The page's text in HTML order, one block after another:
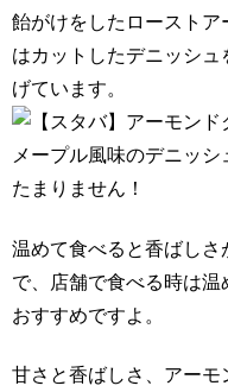
飴がけをしたローストア
はカットしたデニッシュ
げています。
メープル風味のデニッ
たまりません！
温めて食べると香ばしさ
で、店舗で食べる時は温
おすすめですよ。
甘さと香ばしさ、アーモ